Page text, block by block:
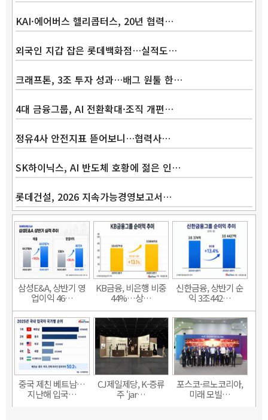
KAI·에어버스 헬리콥터스, 20년 협력…
외국인 지갑 잡은 롯데백화점…실적도…
크래프톤, 3조 투자 성과…배그 원툴 한…
4대 금융그룹, AI 전환확대·조직 개편…
정유4사 안전지표 뜯어보니…협력사…
SK하이닉스, AI 반도체 호황에 젊은 인…
롯데건설, 2026 지속가능경영보고서…
삼성E&A, 상반기 영
업이익 46…
KB금융, 비은행 비중
44%…상…
신한금융, 상반기 순
익 3조442…
중국 제친 베트남…
지난해 입국…
CJ제일제당, K-증류
주 ‘jar…
포스코-르노코리아,
미래 모빌…